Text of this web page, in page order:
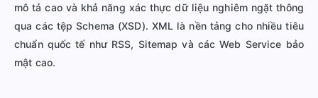
mô tả cao và khả năng xác thực dữ liệu nghiêm ngặt thông
qua các tệp Schema (XSD). XML là nền tảng cho nhiều tiêu
chuẩn quốc tế như RSS, Sitemap và các Web Service bảo
mật cao.